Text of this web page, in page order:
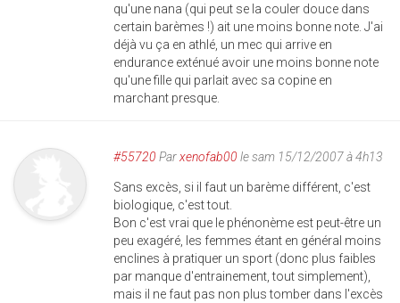
qu'une nana (qui peut se la couler douce dans
certain barèmes !) ait une moins bonne note. J'ai
déjà vu ça en athlé, un mec qui arrive en
endurance exténué avoir une moins bonne note
qu'une fille qui parlait avec sa copine en
marchant presque.
#55720 Parxenofab00 le sam 15/12/2007 à 4h13
Sans excès, si il faut un barème différent, c'est
biologique, c'est tout.
Bon c'est vrai que le phénonème est peut-être un
peu exagéré, les femmes étant en général moins
enclines à pratiquer un sport (donc plus faibles
par manque d'entrainement, tout simplement),
mais il ne faut pas non plus tomber dans l'excès